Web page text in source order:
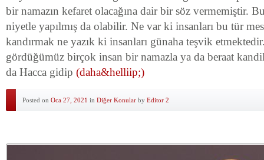
bir namazın kefaret olacağına dair bir söz vermemiştir.
niyetle yapılmış da olabilir. Ne var ki insanları bu tür
kandırmak ne yazık ki insanları günaha teşvik
gördüğümüz birçok insan bir namazla ya da beraat
da Hacca gidip (daha&helliip;)
Posted on Oca 27, 2021 in Diğer Konular by Editor 2